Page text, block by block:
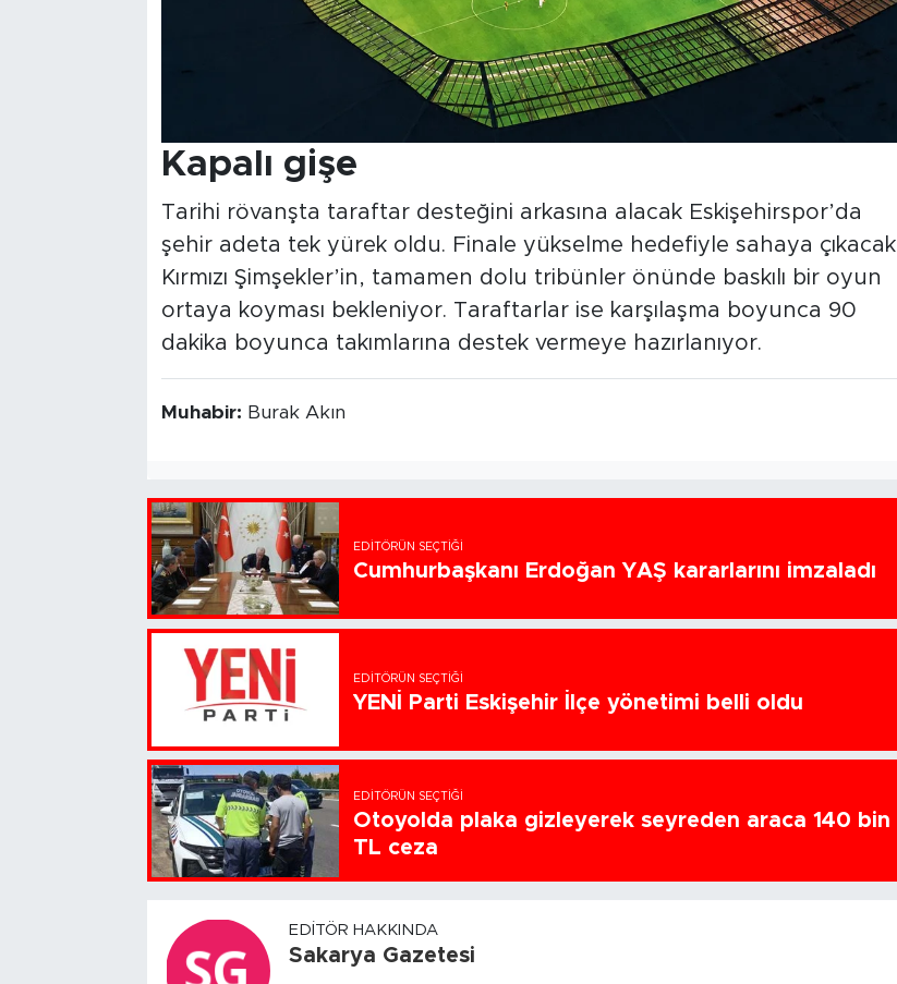
Kapalı gişe
Tarihi rövanşta taraftar desteğini arkasına alacak Eskişehirspor’da
şehir adeta tek yürek oldu. Finale yükselme hedefiyle sahaya çıkacak
Kırmızı Şimşekler’in, tamamen dolu tribünler önünde baskılı bir oyun
ortaya koyması bekleniyor. Taraftarlar ise karşılaşma boyunca 90
dakika boyunca takımlarına destek vermeye hazırlanıyor.
Muhabir: Burak Akın
EDITÖRÜN SEÇTIĞI
Cumhurbaşkanı Erdoğan YAŞ kararlarını imzaladı
EDITÖRÜN SEÇTIĞI
YENİ Parti Eskişehir İlçe yönetimi belli oldu
EDITÖRÜN SEÇTIĞI
Otoyolda plaka gizleyerek seyreden araca 140 bin
TL ceza
EDITÖR HAKKINDA
Sakarya Gazetesi